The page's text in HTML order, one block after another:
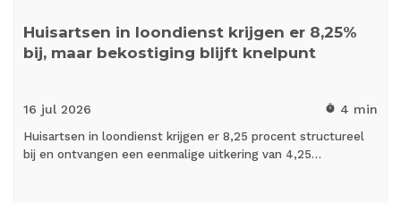
Huisartsen in loondienst krijgen er 8,25%
bij, maar bekostiging blijft knelpunt
16 jul 2026 timer 4 min
Huisartsen in loondienst krijgen er 8,25 procent structureel
bij en ontvangen een eenmalige uitkering van 4,25…